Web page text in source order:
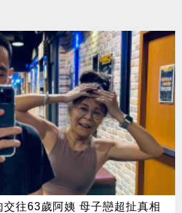
往63歲阿姨 母子戀超扯真相